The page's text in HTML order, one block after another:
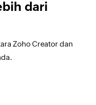
dari
Zoho Creator dan